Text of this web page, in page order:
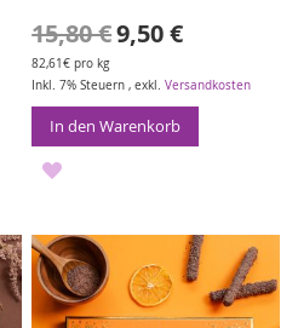
15,80 € Sonderangebot
9,50 €
82,61€ pro kg
Inkl. 7% Steuern,exkl.Versandkosten
In den Warenkorb
HINZUFÜGEN